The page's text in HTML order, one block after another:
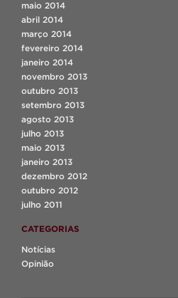
maio 2014
abril 2014
março 2014
fevereiro 2014
janeiro 2014
novembro 2013
outubro 2013
setembro 2013
agosto 2013
julho 2013
maio 2013
janeiro 2013
dezembro 2012
outubro 2012
julho 2011
CATEGORIAS
Notícias
Opinião